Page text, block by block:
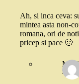
Ah, si inca ceva:
mintea asta non-
romana, ori de
pricep si pace 🙂
25